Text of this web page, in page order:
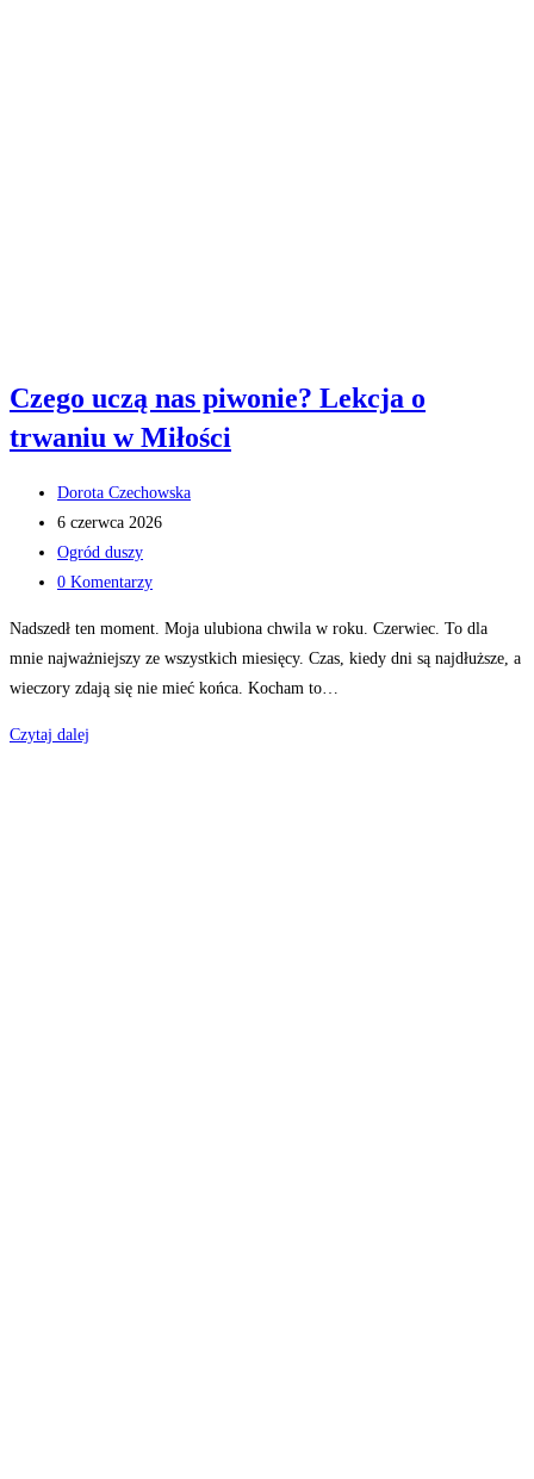
Czego uczą nas piwonie? Lekcja o
trwaniu w Miłości
Post
author:
Dorota Czechowska
Post
published:
6 czerwca 2026
Post
category:
Ogród duszy
Post
0 Komentarzy
Nadszedł ten moment. Moja ulubiona chwila w roku. Czerwiec. To dla
mnie najważniejszy ze wszystkich miesięcy. Czas, kiedy dni są najdłuższe, a
wieczory zdają się nie mieć końca. Kocham to…
Czytaj dalej